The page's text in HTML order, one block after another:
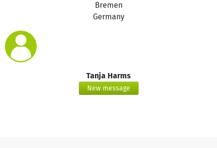
Bremen
Germany
Tanja Harms
New message